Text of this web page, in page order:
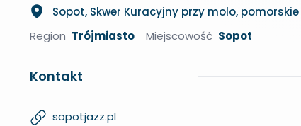
Sopot, Skwer Kuracyjny przy molo, pomorskie
Region Trójmiasto Miejscowość Sopot
Kontakt
sopotjazz.pl